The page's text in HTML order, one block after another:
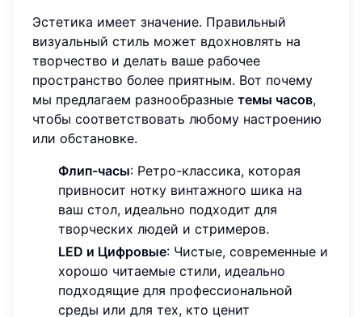
Эстетика имеет значение. Правильный
визуальный стиль может вдохновлять на
творчество и делать ваше рабочее
пространство более приятным. Вот почему
мы предлагаем разнообразные темы часов,
чтобы соответствовать любому настроению
или обстановке.
Флип-часы: Ретро-классика, которая
привносит нотку винтажного шика на
ваш стол, идеально подходит для
творческих людей и стримеров.
LED и Цифровые: Чистые, современные и
хорошо читаемые стили, идеально
подходящие для профессиональной
среды или для тех, кто ценит